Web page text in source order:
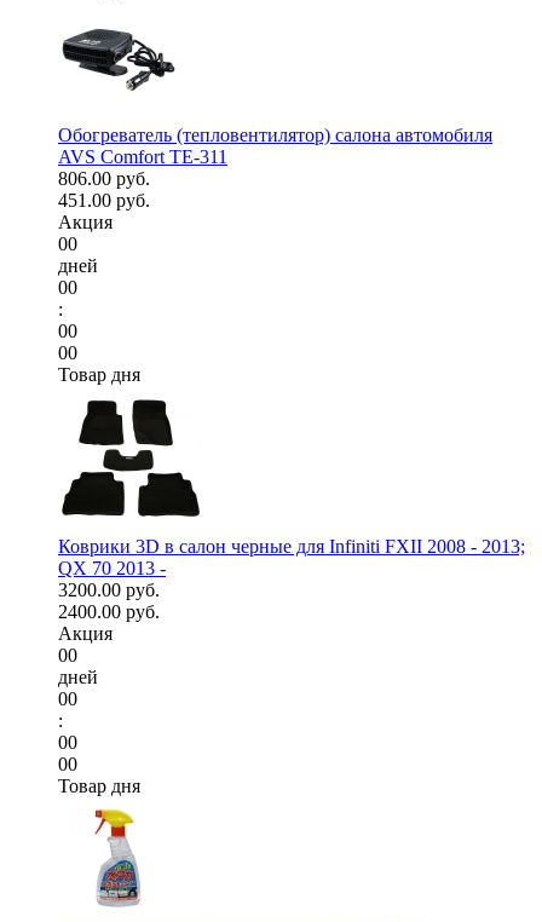
Обогреватель (тепловентилятор) салона автомобиля
AVS Comfort TE-311
806.00 руб.
451.00 руб.
Акция
00
дней
00
:
00
00
Товар дня
Коврики 3D в салон черные для Infiniti FXII 2008 - 2013;
QX 70 2013 -
3200.00 руб.
2400.00 руб.
Акция
00
дней
00
:
00
00
Товар дня